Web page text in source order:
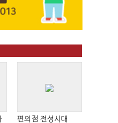
편의점 전성시대